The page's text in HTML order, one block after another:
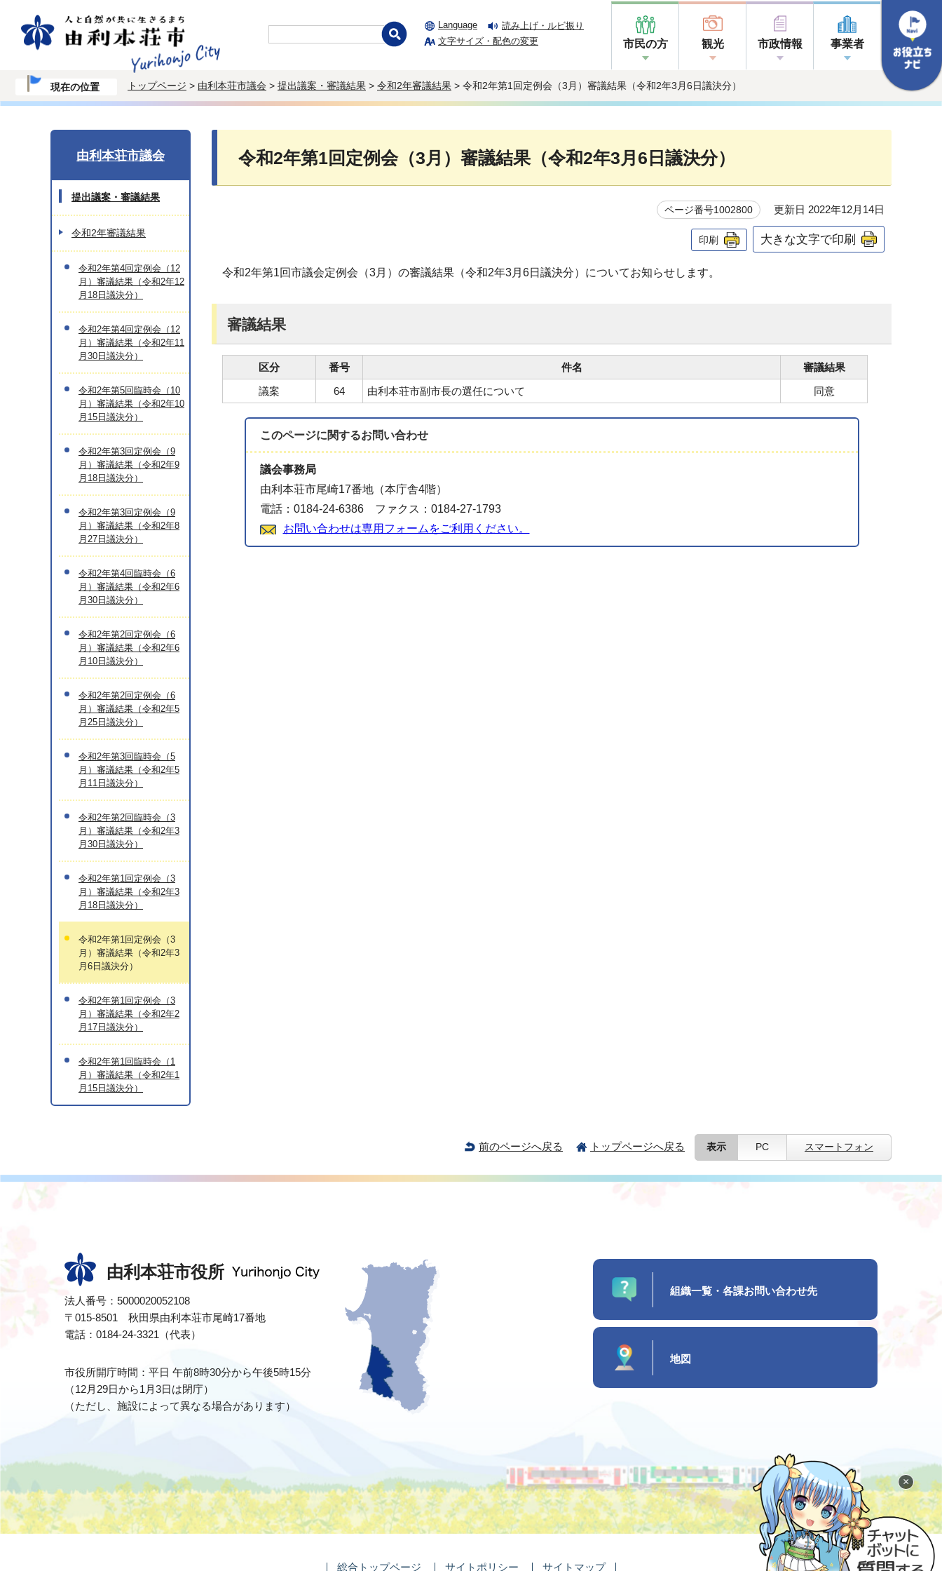
Language
読み上げ・ルビ振り
文字サイズ・配色の変更
市民の方 観光 市政情報 事業者
現在の位置 トップページ > 由利本荘市議会 > 提出議案・審議結果 > 令和2年審議結果 > 令和2年第1回定例会（3月）審議結果（令和2年3月6日議決分）
令和2年第1回定例会（3月）審議結果（令和2年3月6日議決分）
ページ番号1002800 更新日 2022年12月14日
印刷 大きな文字で印刷
令和2年第1回市議会定例会（3月）の審議結果（令和2年3月6日議決分）についてお知らせします。
審議結果
区分 番号 件名
審議結果
議案
64 由利本荘市副市長の選任について 同意
このページに関するお問い合わせ
議会事務局
由利本荘市尾崎17番地（本庁舎4階）
電話：0184-24-6386 ファクス：0184-27-1793
お問い合わせは専用フォームをご利用ください。
由利本荘市議会
提出議案・審議結果
令和2年審議結果
令和2年第4回定例会（12
月）審議結果（令和2年12
月18日議決分）
令和2年第4回定例会（12
月）審議結果（令和2年11
月30日議決分）
令和2年第5回臨時会（10
月）審議結果（令和2年10
月15日議決分）
令和2年第3回定例会（9
月）審議結果（令和2年9
月18日議決分）
令和2年第3回定例会（9
月）審議結果（令和2年8
月27日議決分）
令和2年第4回臨時会（6
月）審議結果（令和2年6
月30日議決分）
令和2年第2回定例会（6
月）審議結果（令和2年6
月10日議決分）
令和2年第2回定例会（6
月）審議結果（令和2年5
月25日議決分）
令和2年第3回臨時会（5
月）審議結果（令和2年5
月11日議決分）
令和2年第2回臨時会（3
月）審議結果（令和2年3
月30日議決分）
令和2年第1回定例会（3
月）審議結果（令和2年3
月18日議決分）
令和2年第1回定例会（3
月）審議結果（令和2年3
月6日議決分）
令和2年第1回定例会（3
月）審議結果（令和2年2
月17日議決分）
令和2年第1回臨時会（1
月）審議結果（令和2年1
月15日議決分）
前のページへ戻る トップページへ戻る 表示 PC スマートフォン
×
由利本荘市役所
法人番号：5000020052108
〒015-8501 秋田県由利本荘市尾崎17番地
電話：0184-24-3321（代表）
市役所開庁時間：平日 午前8時30分から午後5時15分
（12月29日から1月3日は閉庁）
（ただし、施設によって異なる場合があります）
組織一覧・各課お問い合わせ先
地図
総合トップページ サイトポリシー サイトマップ